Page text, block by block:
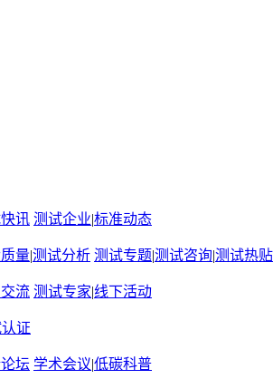
讯 测试企业|标准动态
量|测试分析 测试专题|测试咨询|测试热贴
流 测试专家|线下活动
证
坛 学术会议|低碳科普